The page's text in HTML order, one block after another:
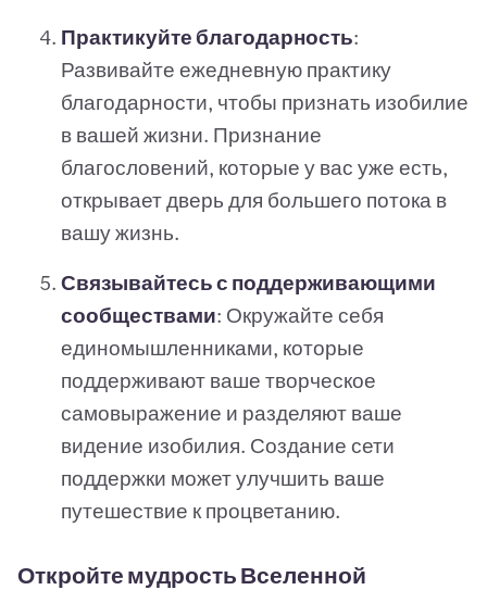
Практикуйте благодарность:
Развивайте ежедневную практику
благодарности, чтобы признать изобилие
в вашей жизни. Признание
благословений, которые у вас уже есть,
открывает дверь для большего потока в
вашу жизнь.
Связывайтесь с поддерживающими
сообществами: Окружайте себя
единомышленниками, которые
поддерживают ваше творческое
самовыражение и разделяют ваше
видение изобилия. Создание сети
поддержки может улучшить ваше
путешествие к процветанию.
Откройте мудрость Вселенной